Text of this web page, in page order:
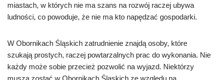
miastach, w których nie ma szans na rozwój raczej ubywa
ludności, co powoduje, że nie ma kto napędzać gospodarki.
W Obornikach Śląskich zatrudnienie znajdą osoby, które
szukają prostych, raczej powtarzalnych prac do wykonania. Nie
każdy może sobie przecież pozwolić na wyjazd. Niektórzy
muszą zostać w Obornikach Śląskich ze względu na